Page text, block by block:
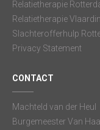
Relatietherapie
Relatietherapie
Slachterofferhulp
Privacy Statement
CONTACT
Machteld van der Heul
Burgemeester Van